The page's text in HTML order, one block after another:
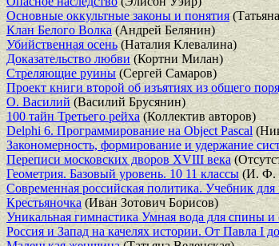
Основные оккультные законы и понятия
Клан Белого Волка(Андрей Белянин)
Убийственная осень(Наталия Клевалина)
Доказательство любви(Кортни Милан)
Стреляющие руины(Сергей Самаров)
Проект книги второй об изъятиях из общего
О. Василий (Василий Брусянин)
100 тайн Третьего рейха (Коллектив авторов)
Delphi 6. Программирование на Object Pascal
Закономерность, формирование и удержание
Переписи московских дворов XVIII века
Геометрия. Базовый уровень. 10 11 классы (И. Ф.
Современная российская политика. Учебник для
Крестьяночка (Иван Зотович Борисов)
Уникальная гимнастика Умная вода для спины и
Россия и Запад на качелях истории. От Павла I